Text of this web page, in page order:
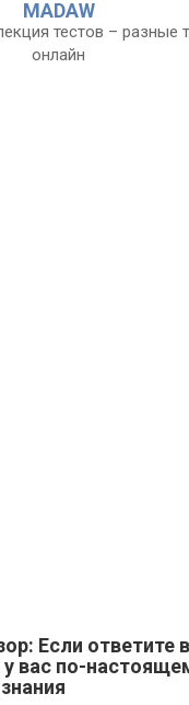
MADAW
тестов – разные
онлайн
Если ответите
вас по-